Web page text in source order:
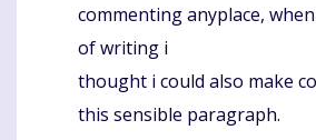
commenting anyplace,
of writing i
thought i could also make
this sensible paragraph.